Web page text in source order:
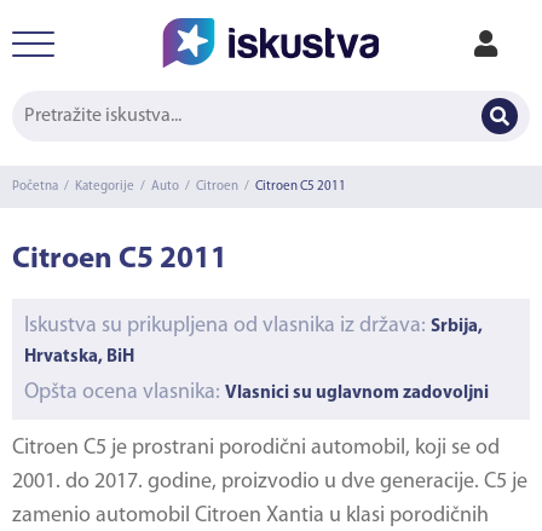
Početna / Kategorije / Auto / Citroen / Citroen C5 2011
Citroen C5 2011
Iskustva su prikupljena od vlasnika iz država: Srbija,
Hrvatska, BiH
Opšta ocena vlasnika: Vlasnici su uglavnom zadovoljni
Citroen C5 je prostrani porodični automobil, koji se od
2001. do 2017. godine, proizvodio u dve generacije. C5 je
zamenio automobil Citroen Xantia u klasi porodičnih